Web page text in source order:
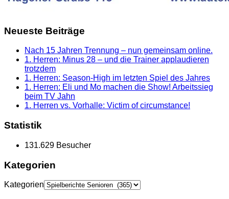
Neueste Beiträge
Nach 15 Jahren Trennung – nun gemeinsam online.
1. Herren: Minus 28 – und die Trainer applaudieren
trotzdem
1. Herren: Season-High im letzten Spiel des Jahres
1. Herren: Eli und Mo machen die Show! Arbeitssieg
beim TV Jahn
1. Herren vs. Vorhalle: Victim of circumstance!
Statistik
131.629 Besucher
Kategorien
Kategorien